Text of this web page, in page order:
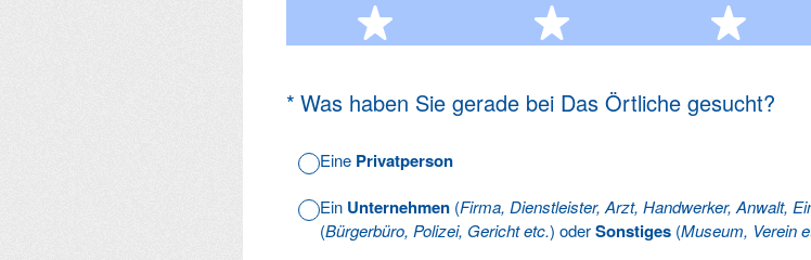
1 Stern 2 Sterne 3
* Was haben Sie gerade bei Das Örtliche gesucht?
(Erforderlich.)
Eine Privatperson
Ein Unternehmen (Firma, Dienstleister, Arzt, Handwerker, Anwalt,
(Bürgerbüro, Polizei, Gericht etc.) oderSonstiges (Museum, Verein